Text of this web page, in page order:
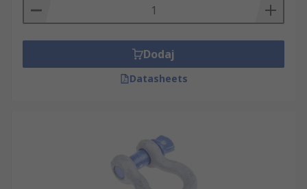
Dodaj
Datasheets